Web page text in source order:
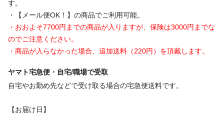
す。
・【メール便OK！】の商品でご利用可能。
・おおよそ7700円までの商品が入りますが、保険は3000円までな
のでご注意ください。
・商品が入らなかった場合、追加送料（220円）を頂戴します。
ヤマト宅急便・自宅/職場で受取
自宅やお勤め先などで受け取る場合の宅急便送料です。
【お届け日】